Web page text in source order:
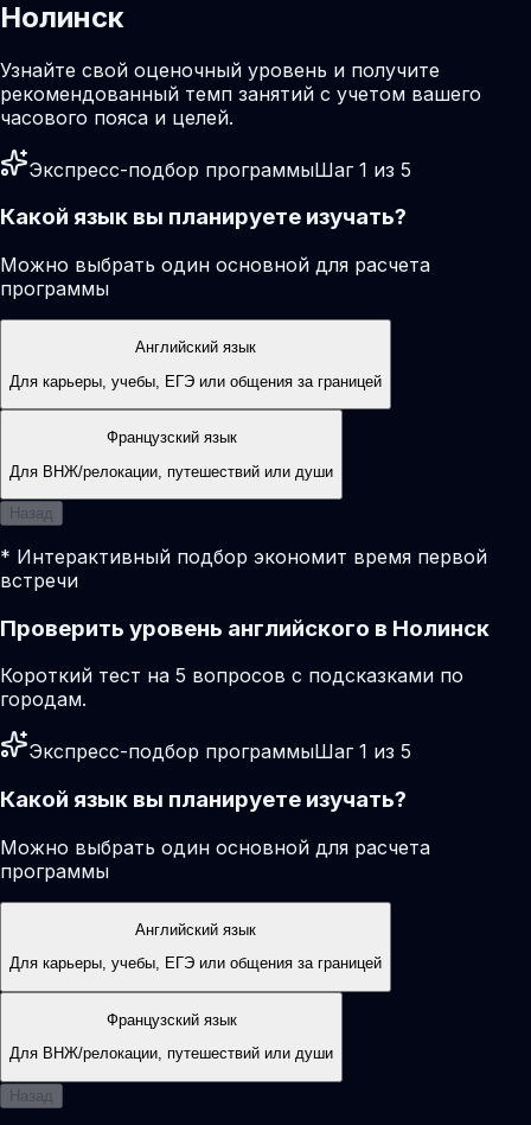
Нолинск
Узнайте свой оценочный уровень и получите
рекомендованный темп занятий с учетом вашего
часового пояса и целей.
Экспресс-подбор программыШаг 1 из 5
Какой язык вы планируете изучать?
Можно выбрать один основной для расчета
программы
Английский язык
Для карьеры, учебы, ЕГЭ или общения за границей
Французский язык
Для ВНЖ/релокации, путешествий или души
Назад
* Интерактивный подбор экономит время первой
встречи
Проверить уровень английского в Нолинск
Короткий тест на 5 вопросов с подсказками по
городам.
Экспресс-подбор программыШаг 1 из 5
Какой язык вы планируете изучать?
Можно выбрать один основной для расчета
программы
Английский язык
Для карьеры, учебы, ЕГЭ или общения за границей
Французский язык
Для ВНЖ/релокации, путешествий или души
Назад